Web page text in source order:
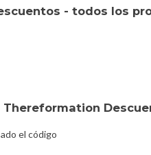
- todos los
el código